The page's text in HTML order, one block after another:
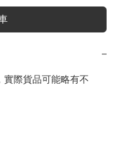
−
際貨品可能略有不